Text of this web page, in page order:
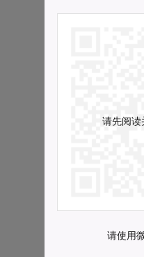
请先阅读
请使用